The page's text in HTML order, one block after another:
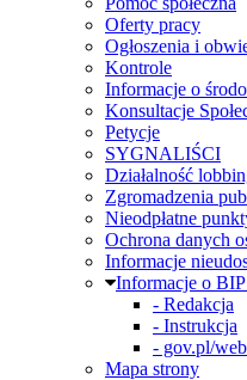
Oferty pracy
Ogłoszenia i
Kontrole
Informacje o
Konsultacje
Petycje
SYGNALIŚCI
Działalność
Zgromadzenia
Nieodpłatne
Ochrona danych
Informacje
Informacje o
- Redakcja
- Instrukcja
- gov.pl/
Mapa strony